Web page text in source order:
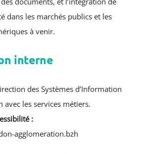
dans les marchés publics et les
à venir.
interne
des Systèmes d’Information
avec les services métiers.
:
agglomeration.bzh